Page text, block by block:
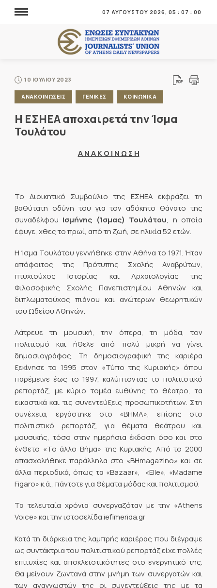
07 ΑΥΓΟΥΣΤΟΥ 2026, 05 : 07 : 00
10 ΙΟΥΛΙΟΥ 2023
ΑΝΑΚΟΙΝΩΣΕΙΣ ΓΕΝΙΚΕΣ ΚΟΙΝΩΝΙΚΑ
Η ΕΣΗΕΑ αποχαιρετά την Ίσμα
Τουλάτου
Α Ν Α Κ Ο Ι Ν Ω Σ Η
Το Διοικητικό Συμβούλιο της ΕΣΗΕΑ εκφράζει τη
βαθύτατη οδύνη του για τον αδόκητο θάνατο της
συναδέλφου Ισμήνης (Ίσμας) Τουλάτου, η οποία
έφυγε, χθες το πρωί, από τη ζωή, σε ηλικία 52 ετών.
Η Ίσμα Τουλάτου γεννήθηκε στην Αθήνα το 1971. Ήταν
απόφοιτος της Πρότυπης Σχολής Αναβρύτων,
πτυχιούχος Ιστορίας και Αρχαιολογίας της
Φιλοσοφικής Σχολής Πανεπιστημίου Αθηνών και
διπλωματούχος πιάνου και ανώτερων θεωρητικών
του Ωδείου Αθηνών.
Λάτρευε τη μουσική, την όπερα, τη μόδα, τον
πολιτισμό και ήθελε από πολύ μικρή να γίνει
δημοσιογράφος. Τη δημοσιογραφική της καριέρα
ξεκίνησε το 1995 στον «Τύπο της Κυριακής» όπου
παρέμεινε έως το 1997, καλύπτοντας το πολιτιστικό
ρεπορτάζ, με κύριο τομέα ευθύνης το θέατρο, τα
εικαστικά και τις συνεντεύξεις προσωπικοτήτων. Στη
συνέχεια, εργάστηκε στο «ΒΗΜΑ», επίσης στο
πολιτιστικό ρεπορτάζ, για θέματα θεάτρου και
μουσικής, τόσο στην ημερήσια έκδοση όσο και στο
ένθετο «Το άλλο Βήμα» της Κυριακής. Από το 2000
απασχολήθηκε παράλληλα στο «ΒHmagazino» και σε
άλλα περιοδικά, όπως τα «Bazaar», «Elle», «Madame
Figaro» κ.ά., πάντοτε για θέματα μόδας και πολιτισμού.
Τα τελευταία χρόνια συνεργαζόταν με την «Athens
Voice» και την ιστοσελίδα iefimerida.gr
Κατά τη διάρκεια της λαμπρής καριέρας που διέγραψε
ως συντάκτρια του πολιτιστικού ρεπορτάζ είχε πολλές
επιτυχίες και αποκλειστικότητες στο ενεργητικό της.
Θα μείνουν ζωντανά στην μνήμη των συνεργατών και
των αναγνωστών της οι συνεντεύξεις της με τα